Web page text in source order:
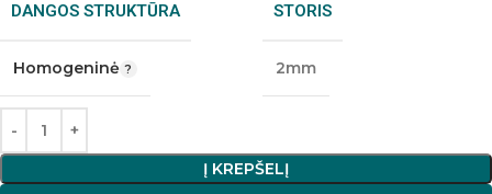
DANGOS STRUKTŪRA
Homogeninė
STORIS
2mm
Į KREPŠELĮ